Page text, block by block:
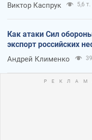
Виктор Каспрук 5,6 т.
Как атаки Сил
экспорт российских
Андрей Клименко